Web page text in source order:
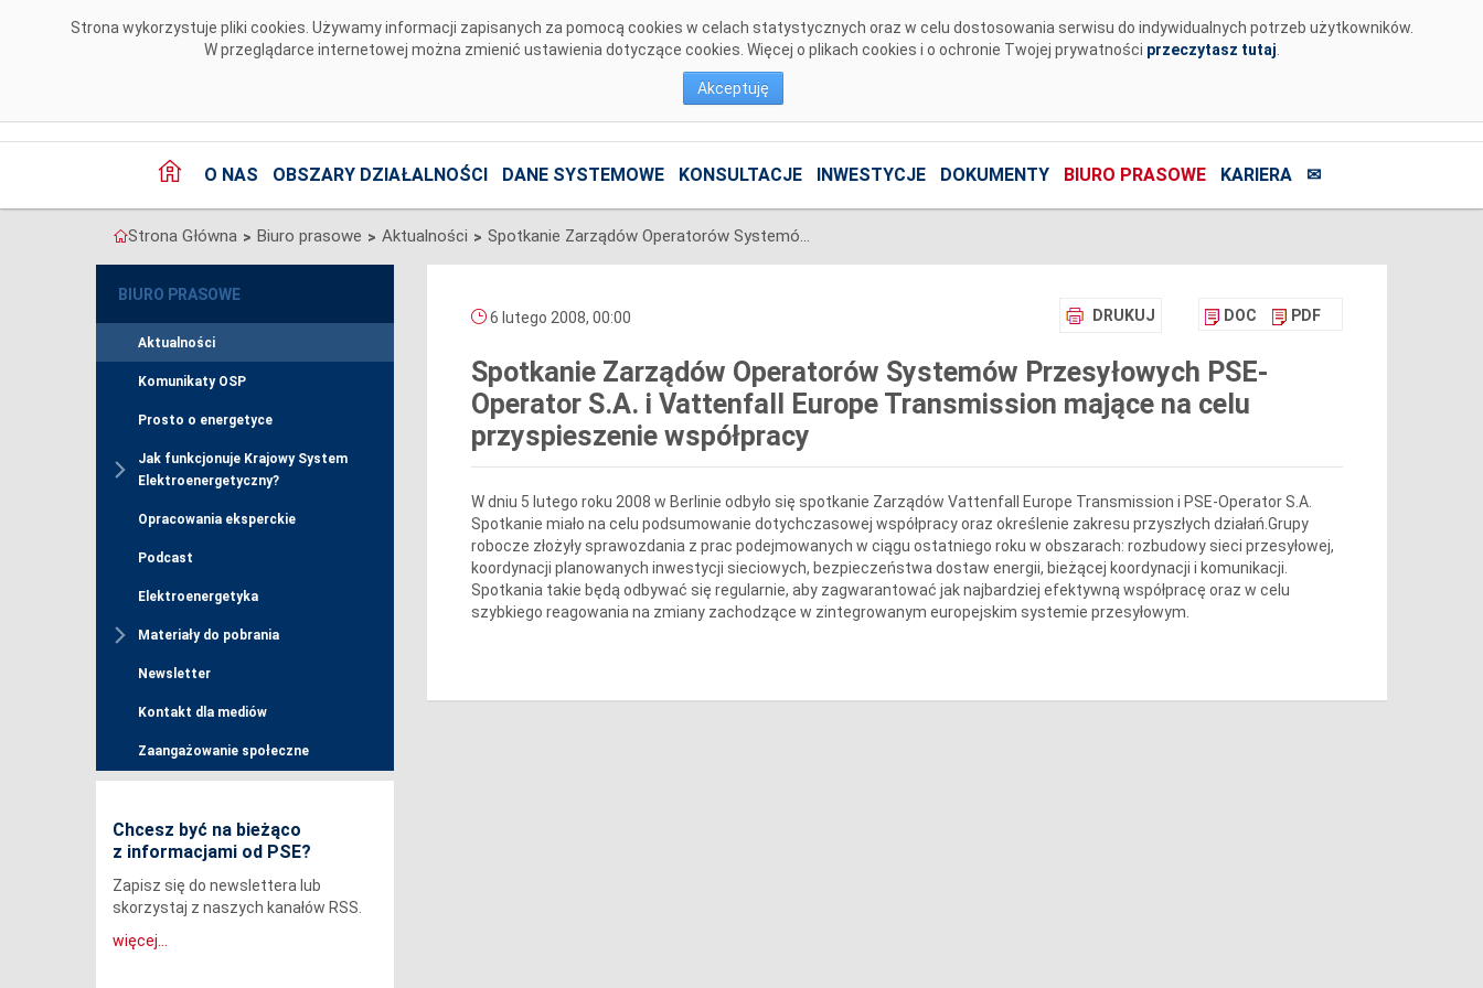
Strona wykorzystuje pliki cookies. Używamy informacji zapisanych za pomocą cookies w celach statystycznych oraz w celu dostosowania serwisu do indywidualnych potrzeb użytkowników.
W przeglądarce internetowej można zmienić ustawienia dotyczące cookies. Więcej o plikach cookies i o ochronie Twojej prywatności przeczytasz tutaj
Akceptuję
O NAS OBSZARY DZIAŁALNOŚCI DANE SYSTEMOWE KONSULTACJE INWESTYCJE DOKUMENTY BIURO PRASOWE KARIERA ✉
Strona Główna > Biuro prasowe > Aktualności > Spotkanie Zarządów Operatorów Systemów Przesyłowych PSE-Operator S.A. i Vattenfall Europe Transmission mające na celu przyspieszenie współpracy
BIURO PRASOWE
Aktualności
Komunikaty OSP
Prosto o energetyce
Jak funkcjonuje Krajowy System
Elektroenergetyczny?
Opracowania eksperckie
Podcast
Elektroenergetyka
Materiały do pobrania
Newsletter
Kontakt dla mediów
Zaangażowanie społeczne
Chcesz być na bieżąco
z informacjami od PSE?
Zapisz się do newslettera lub
skorzystaj z naszych kanałów RSS.
więcej...
DRUKUJ DOC PDF
6 lutego 2008, 00:00
Spotkanie Zarządów Operatorów Systemów Przesyłowych PSE-
Operator S.A. i Vattenfall Europe Transmission mające na celu
przyspieszenie współpracy
W dniu 5 lutego roku 2008 w Berlinie odbyło się spotkanie Zarządów Vattenfall Europe Transmission i PSE-Operator S.A.
Spotkanie miało na celu podsumowanie dotychczasowej współpracy oraz określenie zakresu przyszłych działań.Grupy
robocze złożyły sprawozdania z prac podejmowanych w ciągu ostatniego roku w obszarach: rozbudowy sieci przesyłowej,
koordynacji planowanych inwestycji sieciowych, bezpieczeństwa dostaw energii, bieżącej koordynacji i komunikacji.
Spotkania takie będą odbywać się regularnie, aby zagwarantować jak najbardziej efektywną współpracę oraz w celu
szybkiego reagowania na zmiany zachodzące w zintegrowanym europejskim systemie przesyłowym.